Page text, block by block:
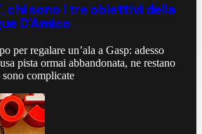
chi sono i tre obiettivi della
D'Amico
per regalare un’ala a Gasp: adesso
pista ormai abbandonata, ne restano
complicate